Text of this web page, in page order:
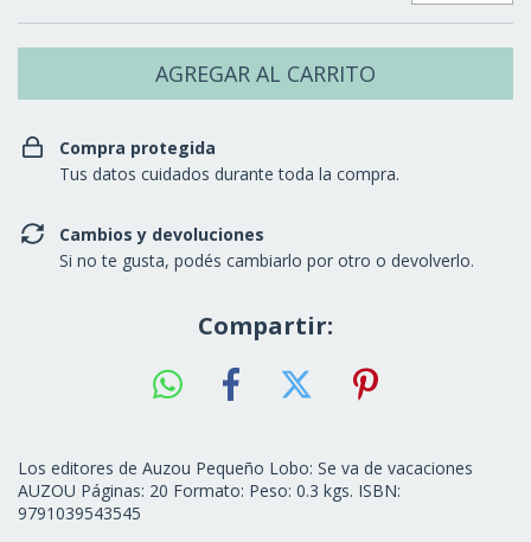
Compra protegida
Tus datos cuidados durante toda la compra.
Cambios y devoluciones
Si no te gusta, podés cambiarlo por otro o devolverlo.
Compartir:
Los editores de Auzou Pequeño Lobo: Se va de vacaciones
AUZOU Páginas: 20 Formato: Peso: 0.3 kgs. ISBN:
9791039543545